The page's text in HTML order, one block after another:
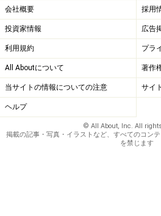
会社概要 採用
投資家情報 広告
利用規約 プラ
All Aboutについて 著作
当サイトの情報についての注意 サイ
ヘルプ
© All About, Inc. All
掲載の記事・写真・イラストなど、すべてのコン
を禁じます